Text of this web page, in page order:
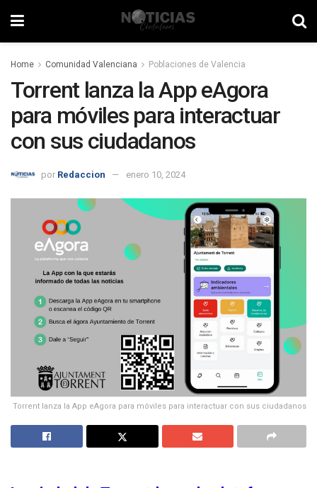
Home Comunidad Valenciana Poblaciones de Valencia
Torrent lanza la App eAgora
para móviles para interactuar
con sus ciudadanos
por Redaccion enero 10, 2024
Torrent lanza la App eAgora para móviles para interactuar con sus ciudadanos